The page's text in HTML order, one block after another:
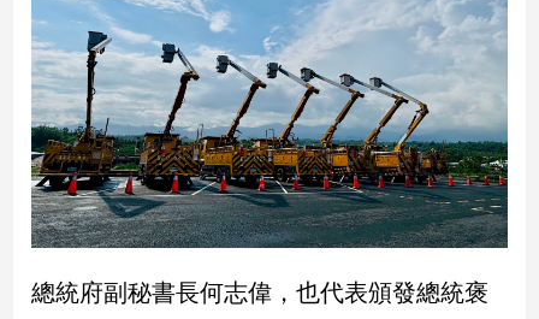
觀
點
兩
岸/
國
際
社
會/
方
總統府副秘書長何志偉，也代表頒發總統褒